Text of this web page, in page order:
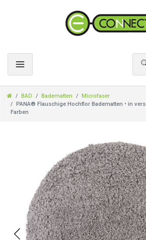
BAD Badematten
Microfaser
PANA® Flauschige Hochflor Badematten • in
Farben